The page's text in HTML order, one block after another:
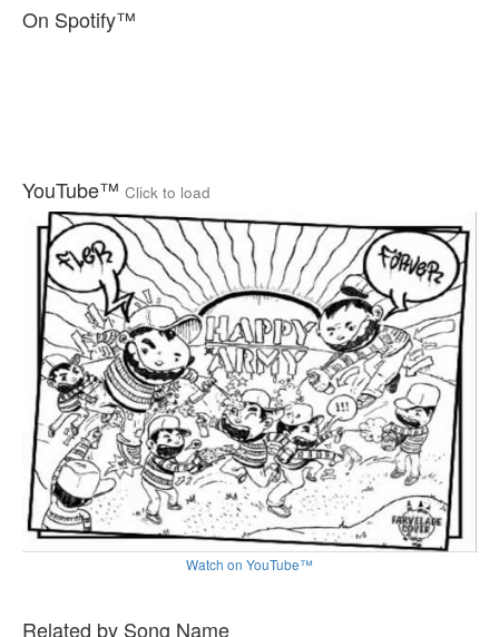
On Spotify™
YouTube™ Click to load
Watch on YouTube™
Related by Song Name